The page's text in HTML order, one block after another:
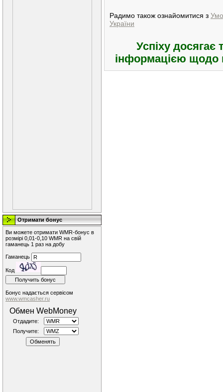
Отримати бонус
Ви можете отримати WMR-бонус в
розмірі 0,01-0,10 WMR на свій
гаманець 1 раз на добу
Гаманець
Код
Бонус надається сервісом
www.wmcasher.ru
Обмен WebMoney
Отдадите:
Получите:
Радимо також ознайомитися з
України
Успіху
інформацією щодо